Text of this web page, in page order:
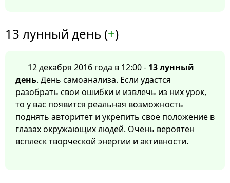
13 лунный день (+)
12 декабря 2016 года в 12:00 - 13 лунный
день. День самоанализа. Если удастся
разобрать свои ошибки и извлечь из них урок,
то у вас появится реальная возможность
поднять авторитет и укрепить свое положение в
глазах окружающих людей. Очень вероятен
всплеск творческой энергии и активности.